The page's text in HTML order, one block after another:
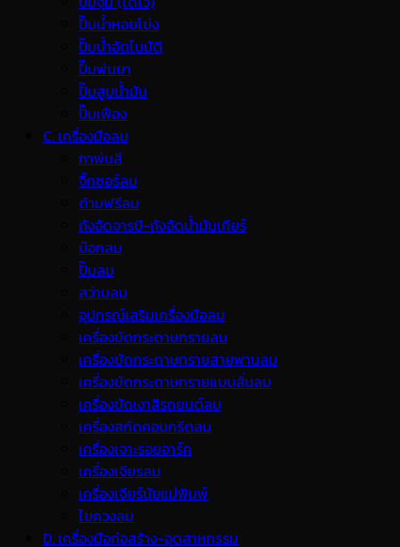
ปั๊มน้ำหอยโข่ง
ปั๊มน้ำอัตโนมัติ
ปั๊มพ่นยา
ปั๊มสูบน้ำมัน
ปั๊มเฟือง
C. เครื่องมือลม
กาพ่นสี
จิ๊กซอร์ลม
ด้ามฟรีลม
ถังอัดจารบี-ถังอัดน้ำมันเกียร์
บ๊อกลม
ปั๊มลม
สว่านลม
อุปกรณ์เสริมเครื่องมือลม
เครื่องขัดกระดาษทรายลม
เครื่องขัดกระดาษทรายสายพานลม
เครื่องขัดกระดาษทรายแบบสั่นลม
เครื่องขัดเงาสีรถยนต์ลม
เครื่องสกัดคอนกรีตลม
เครื่องเจาะรอยอาร์ค
เครื่องเจียรลม
เครื่องเจียร์นัยแม่พิมพ์
ไขควงลม
D. เครื่องมือก่อสร้าง-อุตสาหกรรม